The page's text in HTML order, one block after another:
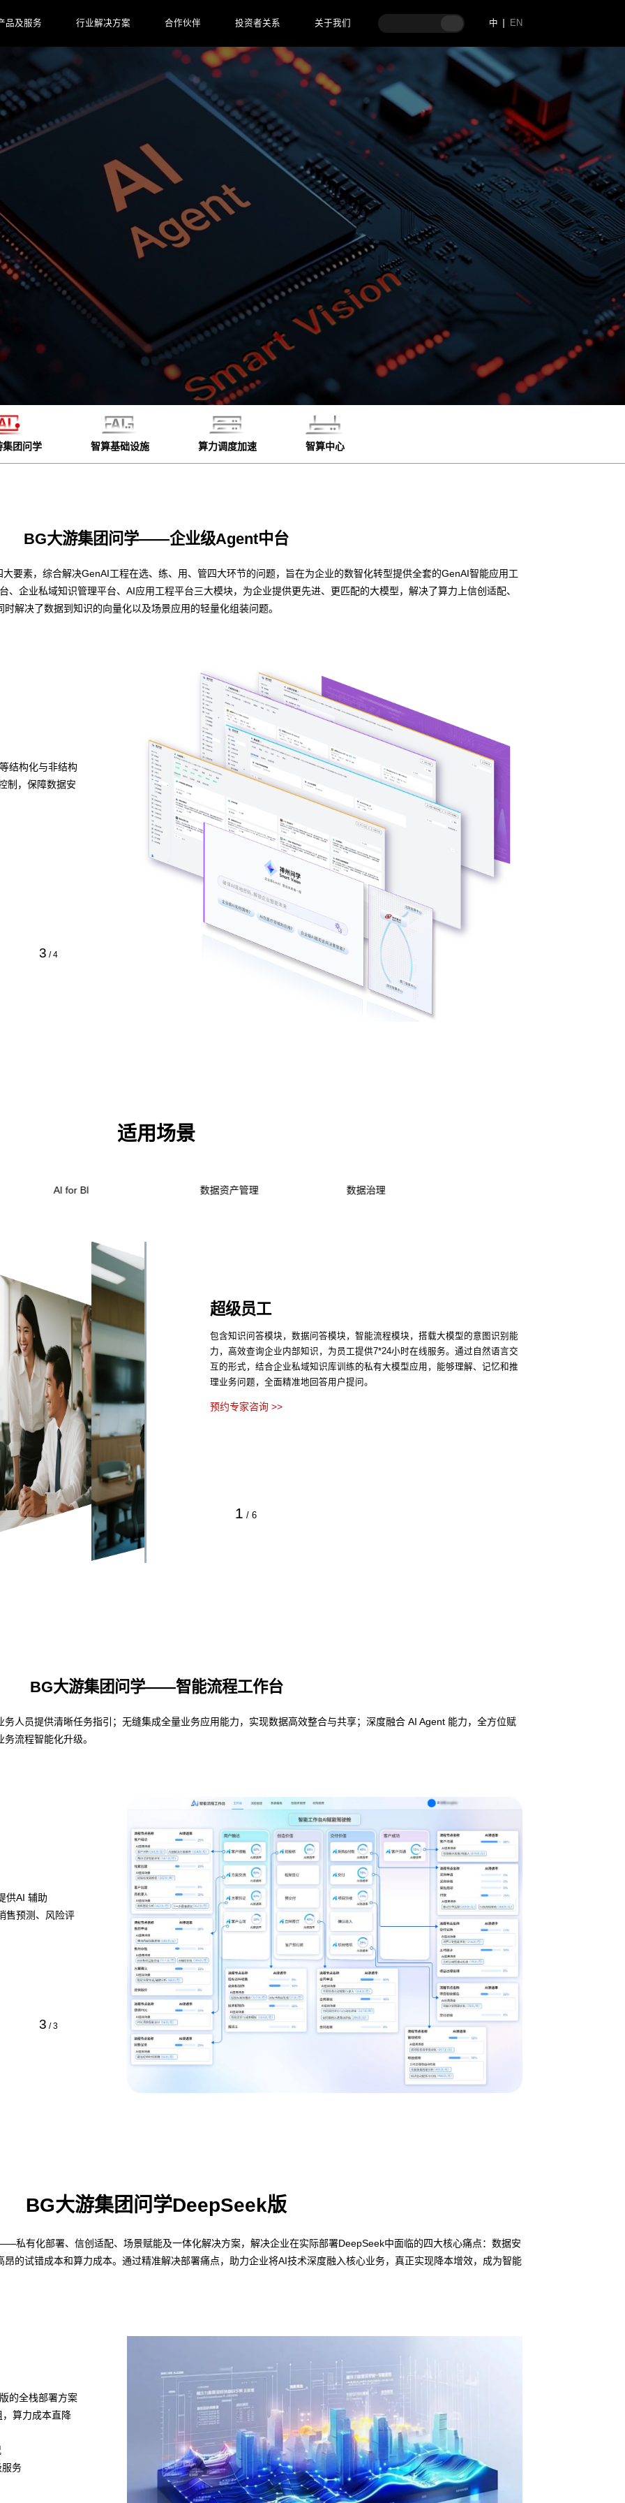
品及服务 行业解决方案 合作伙伴 投资者关系 关于我们 中 EN
团问学 智算基础设施 算力调度加速 智算中心
BG大游集团问学——企业级Agent中台
要素，综合解决GenAI工程在选、练、用、管四大环节的问题，旨在为企业的数智化转型提供全套的GenAI智能应用工
、企业私域知识管理平台、AI应用工程平台三大模块，为企业提供更先进、更匹配的大模型，解决了算力上信创适配、
解决了数据到知识的向量化以及场景应用的轻量化组装问题。
用开发模式，无
企业级应用场景
异构算力统一纳管
模型算力全面优化
BG大游集团问学支持信创/非信创、多品牌CPU与GPU异构多端算力
的统一管理，解决大模型算力技术瓶颈，可根据模型、芯片类型，弹
性调度，提高关键核心算力GPU使用效率。
预约专家咨询 >>
4 /4
适用场景
智能标审 数据资产管理
1 / 6
超级员工
包含知识问答模块，数据问答模块，智能流程模块，搭载大模型的意图识别能
力，高效查询企业内部知识，为员工提供7*24小时在线服务。通过自然语言交
互的形式，结合企业私域知识库训练的私有大模型应用，能够理解、记忆和推
理业务问题，全面精准地回答用户提问。
预约专家咨询 >>
BG大游集团问学——智能流程工作台
人员提供清晰任务指引；无缝集成全量业务应用能力，实现数据高效整合与共享；深度融合 AI Agent 能力，全方位赋
流程智能化升级。
晰展示流程的各
1 /3
BG大游集团问学DeepSeek版
私有化部署、信创适配、场景赋能及一体化解决方案，解决企业在实际部署DeepSeek中面临的四大核心痛点：数据安
的试错成本和算力成本。通过精准解决部署痛点，助力企业将AI技术深度融入核心业务，真正实现降本增效，成为智能
的全栈部署方案
算力成本直降
服务